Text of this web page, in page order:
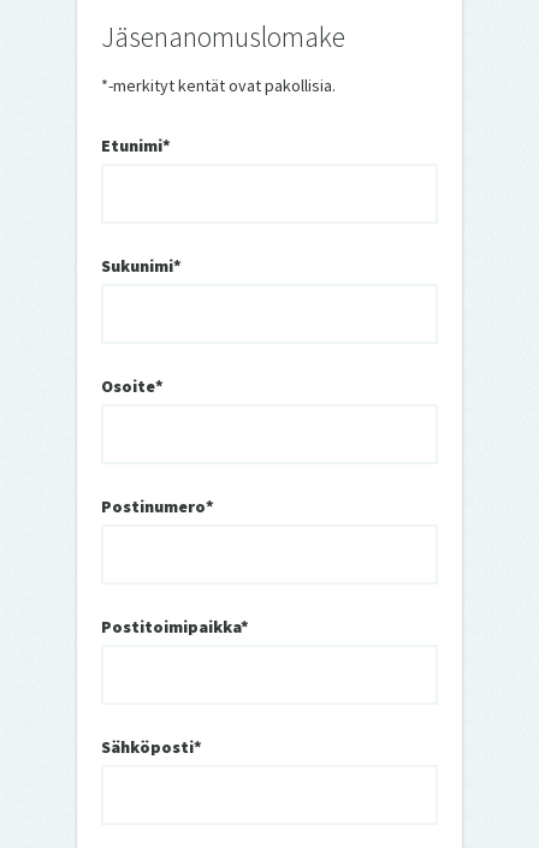
Jäsenanomuslomake
*-merkityt kentät ovat pakollisia.
Etunimi*
Sukunimi*
Osoite*
Postinumero*
Postitoimipaikka*
Sähköposti*